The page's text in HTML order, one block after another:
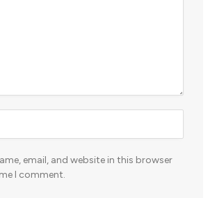
email, and website in this browser
I comment.